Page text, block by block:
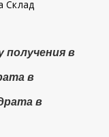
Склад
получения в
в
в